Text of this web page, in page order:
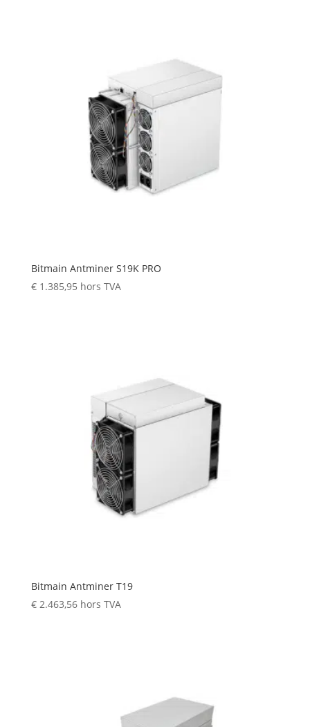
Bitmain Antminer S19K PRO
€1.385,95 hors TVA
Bitmain Antminer T19
€2.463,56 hors TVA